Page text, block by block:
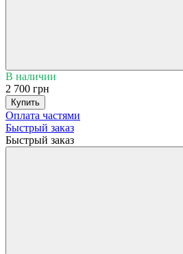
В наличии
2 700 грн
Купить
Оплата частями
Быстрый заказ
Быстрый заказ